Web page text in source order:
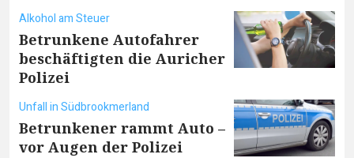
Alkohol am Steuer
Betrunkene Autofahrer
beschäftigten die Auricher
Polizei
Unfall in Südbrookmerland
Betrunkener rammt Auto –
vor Augen der Polizei